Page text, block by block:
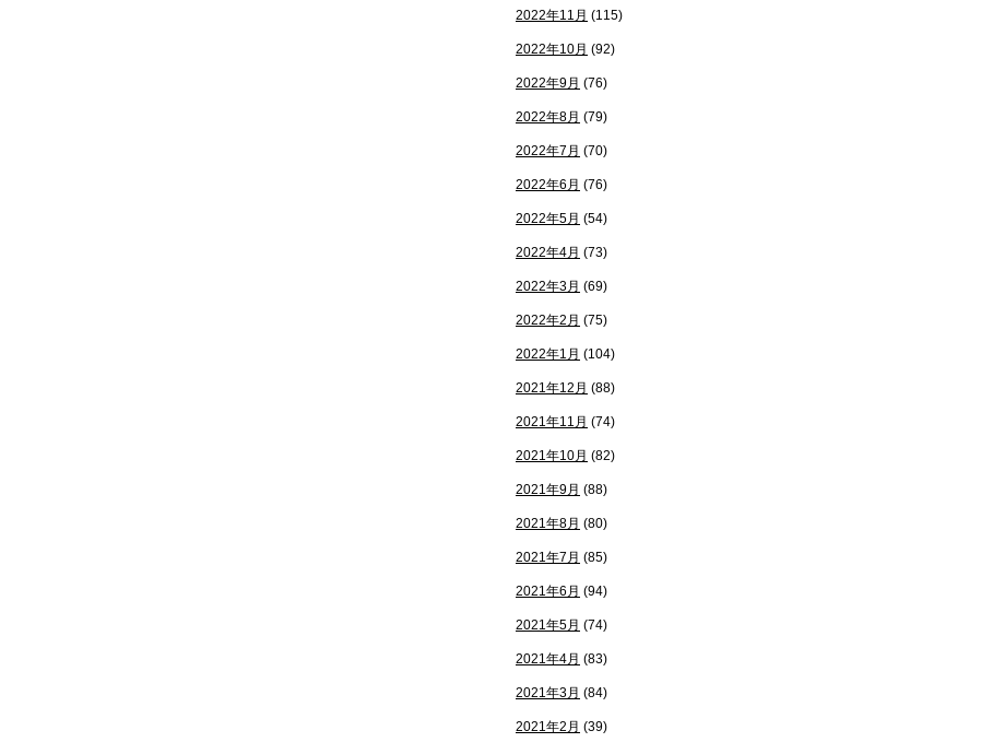
2022年11月 (115)
2022年10月 (92)
2022年9月 (76)
2022年8月 (79)
2022年7月 (70)
2022年6月 (76)
2022年5月 (54)
2022年4月 (73)
2022年3月 (69)
2022年2月 (75)
2022年1月 (104)
2021年12月 (88)
2021年11月 (74)
2021年10月 (82)
2021年9月 (88)
2021年8月 (80)
2021年7月 (85)
2021年6月 (94)
2021年5月 (74)
2021年4月 (83)
2021年3月 (84)
2021年2月 (39)